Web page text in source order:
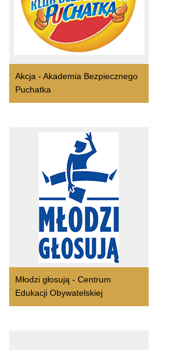
Akcja - Akademia Bezpiecznego
Puchatka
Młodzi głosują - Centrum
Edukacji Obywatelskiej